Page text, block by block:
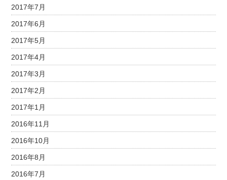
2017年7月
2017年6月
2017年5月
2017年4月
2017年3月
2017年2月
2017年1月
2016年11月
2016年10月
2016年8月
2016年7月